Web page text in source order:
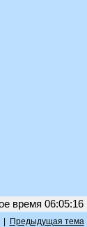
время 06:05:16
Предыдущая тема